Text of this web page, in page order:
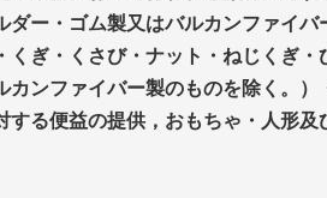
ー・ゴム製又はバルカンファイ
ぎ・くさび・ナット・ねじくぎ
ンファイバー製のものを除く。
る便益の提供，おもちゃ・人形